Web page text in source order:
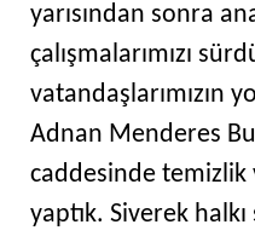
yarısından sonra
çalışmalarımızı
vatandaşlarımızın
Adnan Menderes
caddesinde temizlik
yaptık. Siverek